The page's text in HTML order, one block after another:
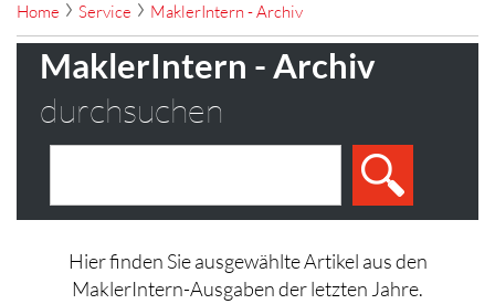
Home Service MaklerIntern - Archiv
MaklerIntern - Archiv
durchsuchen
Hier finden Sie ausgewählte Artikel aus den
MaklerIntern-Ausgaben der letzten Jahre.